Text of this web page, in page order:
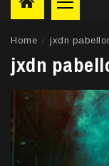
Primary
Menu
Home jxdn
jxdn